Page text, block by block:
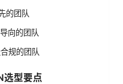
的团队
向的团队
规的团队
选型要点